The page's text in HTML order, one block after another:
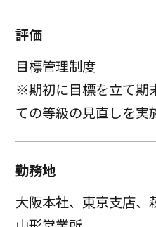
評価
目標管理制度
※期初に目標を立て期
ての等級の見直しを実
勤務地
大阪本社、東京支店、